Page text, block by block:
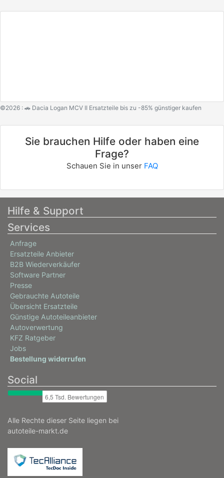
©2026 : 🚗 Dacia Logan MCV II Ersatzteile bis zu -85% günstiger kaufen
Sie brauchen Hilfe oder haben eine
Frage?
Schauen Sie in unser FAQ
Hilfe & Support
Services
Anfrage
Ersatzteile Anbieter
B2B Wiederverkäufer
Software Partner
Presse
Gebrauchte Autoteile
Übersicht Ersatzteile
Günstige Autoteileanbieter
Autoverwertung
KFZ Ratgeber
Jobs
Bestellung widerrufen
Social
Alle Rechte dieser Seite liegen bei
autoteile-markt.de